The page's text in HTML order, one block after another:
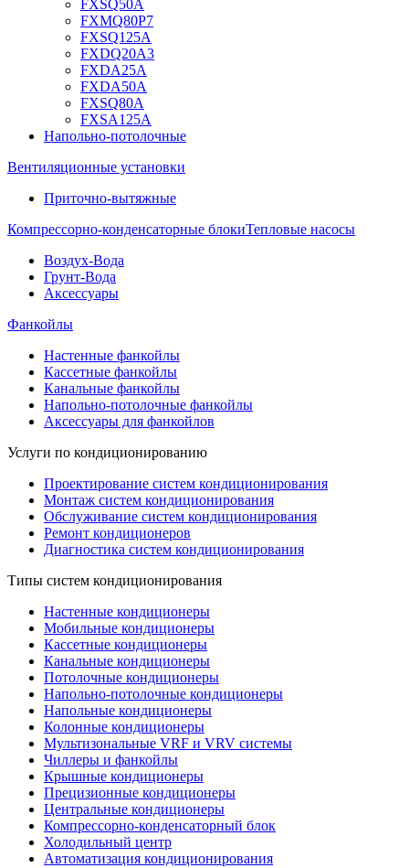
FXSQ50A
FXMQ80P7
FXSQ125A
FXDQ20A3
FXDA25A
FXDA50A
FXSQ80A
FXSA125A
Напольно-потолочные
Вентиляционные установки
Приточно-вытяжные
Компрессорно-конденсаторные блокиТепловые насосы
Воздух-Вода
Грунт-Вода
Аксессуары
Фанкойлы
Настенные фанкойлы
Кассетные фанкойлы
Канальные фанкойлы
Напольно-потолочные фанкойлы
Аксессуары для фанкойлов
Услуги по кондиционированию
Проектирование систем кондиционирования
Монтаж систем кондиционирования
Обслуживание систем кондиционирования
Ремонт кондиционеров
Диагностика систем кондиционирования
Типы систем кондиционирования
Настенные кондиционеры
Мобильные кондиционеры
Кассетные кондиционеры
Канальные кондиционеры
Потолочные кондиционеры
Напольно-потолочные кондиционеры
Напольные кондиционеры
Колонные кондиционеры
Мультизональные VRF и VRV системы
Чиллеры и фанкойлы
Крышные кондиционеры
Прецизионные кондиционеры
Центральные кондиционеры
Компрессорно-конденсаторный блок
Холодильный центр
Автоматизация кондиционирования